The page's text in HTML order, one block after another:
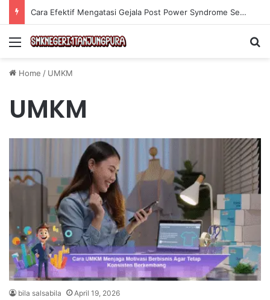
Cara Efektif Mengatasi Gejala Post Power Syndrome Setelah Pensiun Kerja
Menu
Home / UMKM
UMKM
bila salsabila April 19, 2026